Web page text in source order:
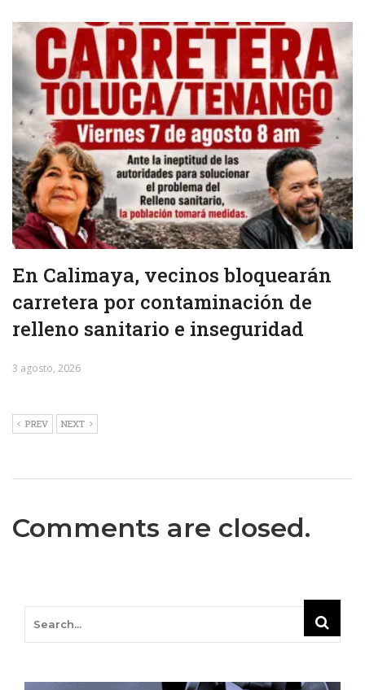
En Calimaya, vecinos bloquearán
carretera por contaminación de
relleno sanitario e inseguridad
3 agosto, 2026
PREV NEXT
Comments are closed.